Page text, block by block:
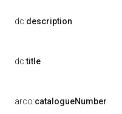
dc:description
dc:title
arco:catalogueNumber